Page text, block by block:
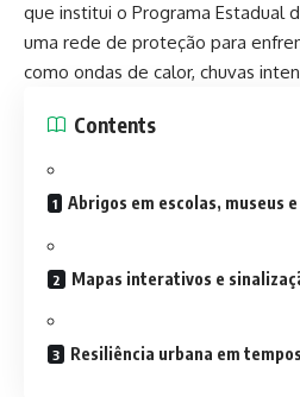
que institui o Programa Estadual
uma rede de proteção para
como ondas de calor, chuvas
Contents
Abrigos em escolas, museus
Mapas interativos e
Resiliência urbana em